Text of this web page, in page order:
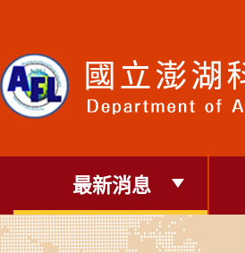
要
內
容
塊
最新消息